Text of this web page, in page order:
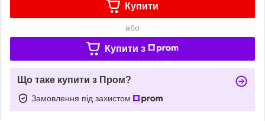
Купити
або
Купити з
Що таке купити з Пром?
Замовлення під захистом